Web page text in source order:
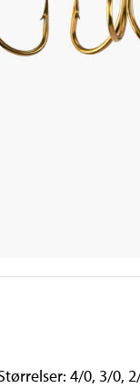
4/0, 3/0,